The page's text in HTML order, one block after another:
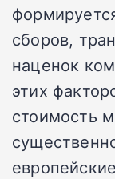
сборов,
наценок
этих
стоимость